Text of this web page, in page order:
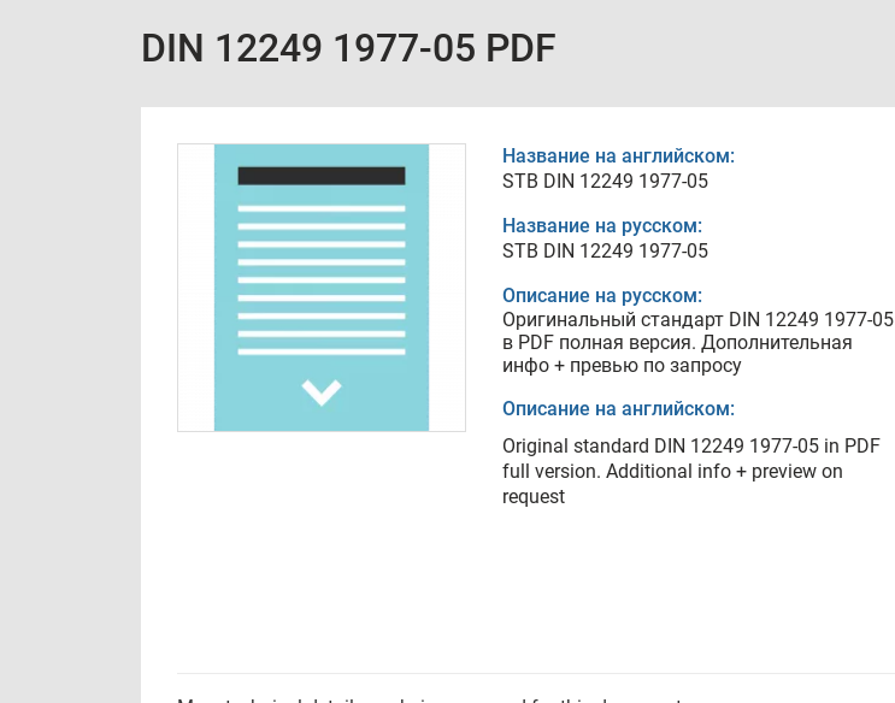
DIN 12249 1977-05 PDF
Название на английском:
STB DIN 12249 1977-05
Название на русском:
STB DIN 12249 1977-05
Описание на русском:
Оригинальный стандарт DIN 12249 1977-05
в PDF полная версия. Дополнительная
инфо + превью по запросу
Описание на английском:
Original standard DIN 12249 1977-05 in PDF
full version. Additional info + preview on
request